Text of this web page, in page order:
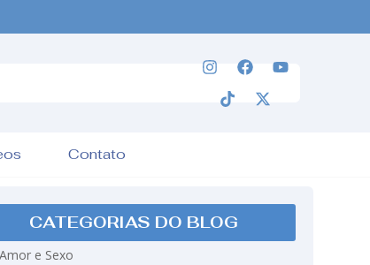
Contato
CATEGORIAS DO BLOG
Amor e Sexo